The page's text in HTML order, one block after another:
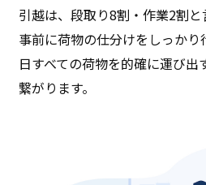
引越は、段取り8割・作業2割と
事前に荷物の仕分けをしっかり
日すべての荷物を的確に運び出
繋がります。